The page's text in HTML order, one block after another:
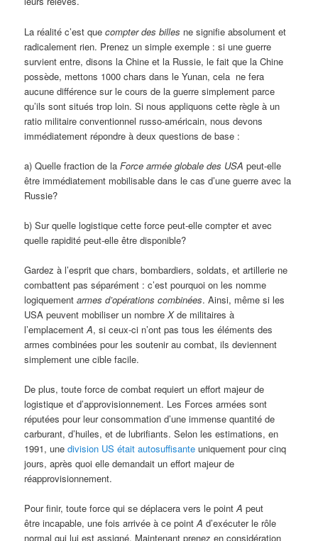
La réalité c’est quecompter des billes ne signifie absolument et
radicalement rien. Prenez un simple exemple : si une guerre
survient entre, disons la Chine et la Russie, le fait que la Chine
possède, mettons 1000 chars dans le Yunan, cela ne fera
aucune différence sur le cours de la guerre simplement parce
qu’ils sont situés trop loin. Si nous appliquons cette règle à un
ratio militaire conventionnel russo-américain, nous devons
immédiatement répondre à deux questions de base :
a) Quelle fraction de laForce armée globale des USA peut-elle
être immédiatement mobilisable dans le cas d’une guerre avec la
Russie?
b) Sur quelle logistique cette force peut-elle compter et avec
quelle rapidité peut-elle être disponible?
Gardez à l’esprit que chars, bombardiers, soldats, et artillerie ne
combattent pas séparément : c’est pourquoi on les nomme
logiquementarmes d’opérations combinées. Ainsi, même si les
USA peuvent mobiliser un nombreXde militaires à
l’emplacementA, si ceux-ci n’ont pas tous les éléments des
armes combinées pour les soutenir au combat, ils deviennent
simplement une cible facile.
De plus, toute force de combat requiert un effort majeur de
logistique et d’approvisionnement. Les Forces armées sont
réputées pour leur consommation d’une immense quantité de
carburant, d’huiles, et de lubrifiants. Selon les estimations, en
1991, unedivision US était autosuffisante uniquement pour cinq
jours, après quoi elle demandait un effort majeur de
réapprovisionnement.
Pour finir, toute force qui se déplacera vers le pointA peut
être incapable, une fois arrivée à ce pointA d’exécuter le rôle
normal qui lui est assigné. Maintenant prenez en considération